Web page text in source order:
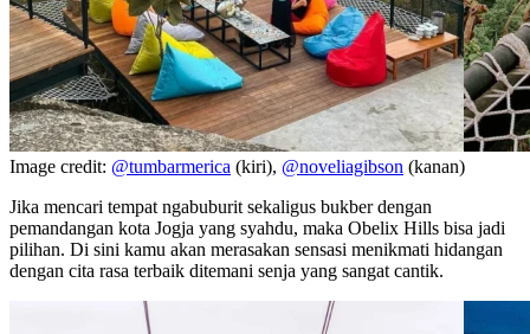
Image credit: @tumbarmerica (kiri), @noveliagibson (kanan)
Jika mencari tempat ngabuburit sekaligus bukber dengan
pemandangan kota Jogja yang syahdu, maka Obelix Hills bisa jadi
pilihan. Di sini kamu akan merasakan sensasi menikmati hidangan
dengan cita rasa terbaik ditemani senja yang sangat cantik.